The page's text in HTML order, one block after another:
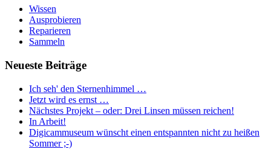
Wissen
Ausprobieren
Reparieren
Sammeln
Neueste Beiträge
Ich seh' den Sternenhimmel …
Jetzt wird es ernst …
Nächstes Projekt – oder: Drei Linsen müssen reichen!
In Arbeit!
Digicammuseum wünscht einen entspannten nicht zu heißen
Sommer ;-)